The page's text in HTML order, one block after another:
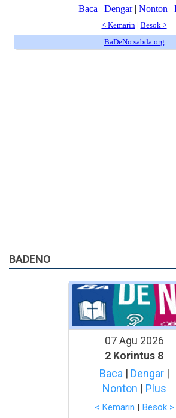
BADENO
07 Agu 2026
2 Korintus 8
Baca | Dengar|
Nonton | Plus
< Kemarin | Besok >